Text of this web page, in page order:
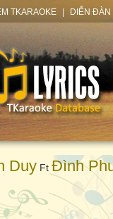
TKARAOKE DIỄN ĐÀN
Duy Ft Đình